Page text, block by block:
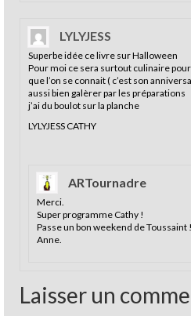
LYLYJESS
Superbe idée ce livre sur Halloween
Pour moi ce sera surtout culinaire
que l’on se connait ( c’est son
aussi bien galèrer par les préparations
j’ai du boulot sur la planche
LYLYJESS CATHY
ARTournadre
Merci.
Super programme Cathy !
Passe un bon weekend de Toussaint !
Anne.
Laisser un